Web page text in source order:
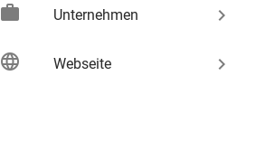
work
Unternehmen keyboard_arrow_right
language Webseite keyboard_arrow_right